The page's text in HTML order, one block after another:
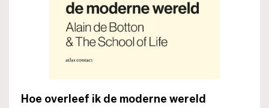
Hoe overleef ik de moderne wereld